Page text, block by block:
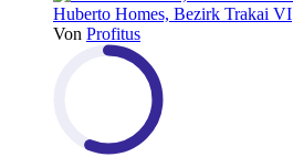
Huberto Homes, Bezirk Trakai VI
Von Profitus